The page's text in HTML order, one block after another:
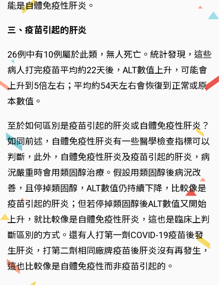
能是自體免疫性肝炎。
三、疫苗引起的肝炎
26例中有10例屬於此類，無人死亡。統計發現，這些
病人打完疫苗平均約22天後，ALT數值上升，可能會
上升到5倍左右；平均約54天左右會恢復到正常或原
本數值。
至於如何區別是疫苗引起的肝炎或自體免疫性肝炎？
如同前述，自體免疫性肝炎有一些醫學檢查指標可以
判斷，此外，自體免疫性肝炎及疫苗引起的肝炎，病
況嚴重時會用類固醇治療。假設用類固醇後病況改
善，且停掉類固醇，ALT數值仍持續下降，比較像是
疫苗引起的肝炎；但若停掉類固醇後ALT數值又開始
上升，就比較像是自體免疫性肝炎，這也是臨床上判
斷區別的方式。還有人打第一劑COVID-19疫苗後發
生肝炎，打第二劑相同廠牌疫苗後肝炎沒有再發生，
這也比較像是自體免疫性而非疫苗引起的。